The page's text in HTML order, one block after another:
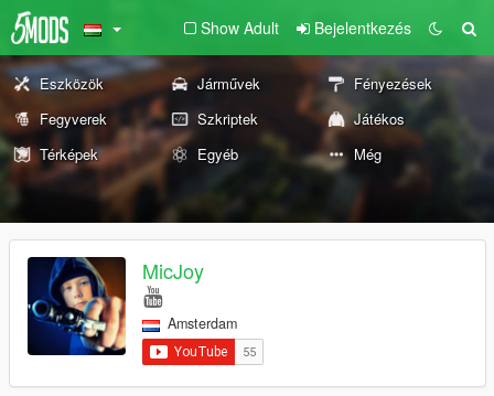
Show Adult Bejelentkezés
Eszközök Járművek
Fényezések
Fegyverek
Szkriptek
Játékos
Térképek
Egyéb Még
MicJoy
Amsterdam